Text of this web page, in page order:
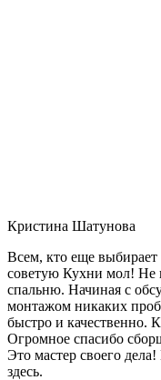
Кристина Шатунова
Всем, кто еще
советую Кухни мол! Не
спальню. Начиная с
монтажом никаких
быстро и качественно.
Огромное спасибо
Это мастер своего
здесь.